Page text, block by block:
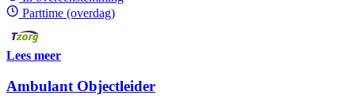
Parttime (overdag)
Lees meer
Ambulant Objectleider